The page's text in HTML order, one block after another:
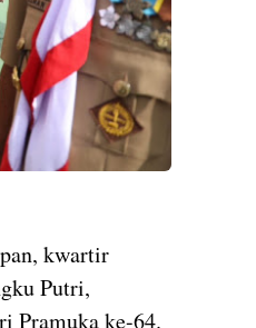
kwartir
Putri,
Pramuka ke-64.